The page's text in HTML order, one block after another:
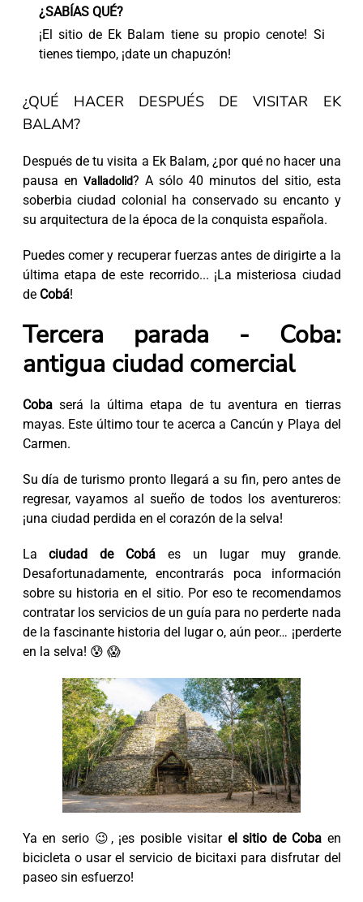
¿SABÍAS QUÉ?
¡El sitio de Ek Balam tiene su propio cenote! Si
tienes tiempo, ¡date un chapuzón!
¿QUÉ HACER DESPUÉS DE VISITAR EK
BALAM?
Después de tu visita a Ek Balam, ¿por qué no hacer una
pausa en Valladolid? A sólo 40 minutos del sitio, esta
soberbia ciudad colonial ha conservado su encanto y
su arquitectura de la época de la conquista española.
Puedes comer y recuperar fuerzas antes de dirigirte a la
última etapa de este recorrido... ¡La misteriosa ciudad
de Cobá!
Tercera parada - Coba:
antigua ciudad comercial
Cobaserá la última etapa de tu aventura en tierras
mayas. Este último tour te acerca a Cancún y Playa del
Carmen.
Su día de turismo pronto llegará a su fin, pero antes de
regresar, vayamos al sueño de todos los aventureros:
¡una ciudad perdida en el corazón de la selva!
Laciudad de Cobá es un lugar muy grande.
Desafortunadamente, encontrarás poca información
sobre su historia en el sitio. Por eso te recomendamos
contratar los servicios de un guía para no perderte nada
de la fascinante historia del lugar o, aún peor… ¡perderte
en la selva! 😰 😱
Ya en serio 😉, ¡es posible visitar el sitio de Cobaen
bicicleta o usar el servicio de bicitaxi para disfrutar del
paseo sin esfuerzo!